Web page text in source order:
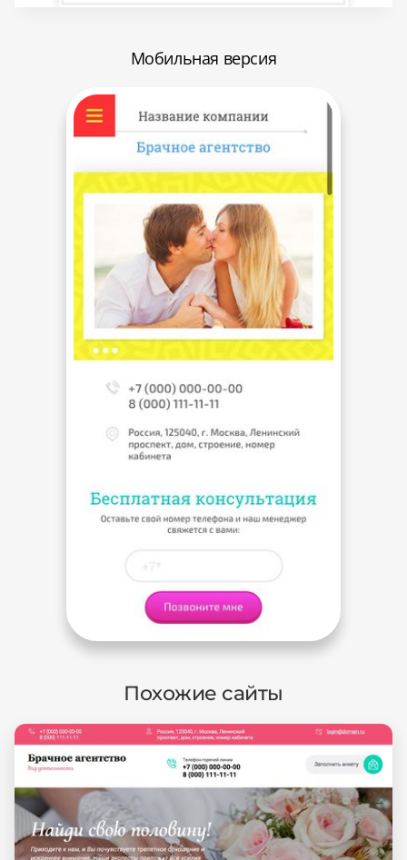
Мобильная версия
Похожие сайты